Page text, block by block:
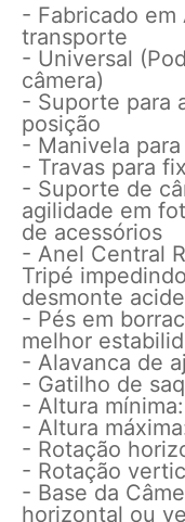
- Fabricado em
transporte
- Universal
câmera)
- Suporte para
posição
- Manivela
- Travas para
- Suporte de
agilidade em
de acessórios
- Anel Central
Tripé
desmonte
- Pés em
melhor
- Alavanca de
- Gatilho de
- Altura
- Altura
- Rotação
- Rotação
- Base da
horizontal ou